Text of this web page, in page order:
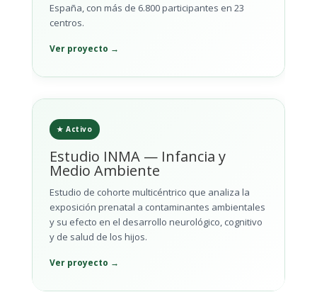
España, con más de 6.800 participantes en 23
centros.
Ver proyecto →
★ Activo
Estudio INMA — Infancia y
Medio Ambiente
Estudio de cohorte multicéntrico que analiza la
exposición prenatal a contaminantes ambientales
y su efecto en el desarrollo neurológico, cognitivo
y de salud de los hijos.
Ver proyecto →